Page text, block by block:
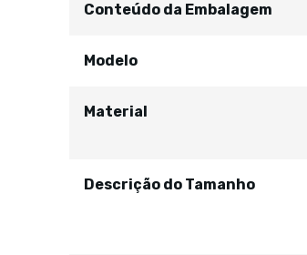
Conteúdo da Embalagem
Modelo
Material
Descrição do Tamanho